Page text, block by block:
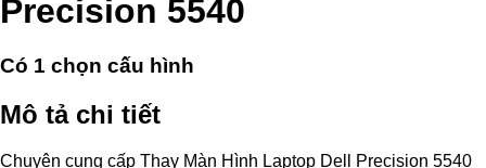
Precision 5540
Có 1 chọn cấu hình
Mô tả chi tiết
Chuyên cung cấp Thay Màn Hình Laptop Dell Precision 5540